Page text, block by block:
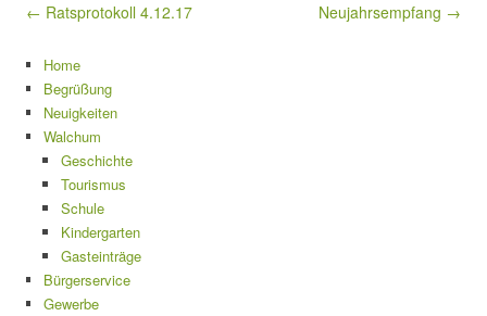
Beitragsnavigation
← Ratsprotokoll 4.12.17 Neujahrsempfang →
Home
Begrüßung
Neuigkeiten
Walchum
Geschichte
Tourismus
Schule
Kindergarten
Gasteinträge
Bürgerservice
Gewerbe